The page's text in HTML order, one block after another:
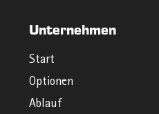
Unternehmen
Start
Optionen
Ablauf